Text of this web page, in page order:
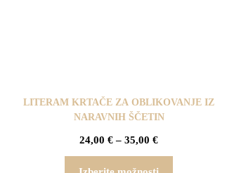
LITERAM KRTAČE ZA OBLIKOVANJE IZ
NARAVNIH ŠČETIN
24,00€ – 35,00€